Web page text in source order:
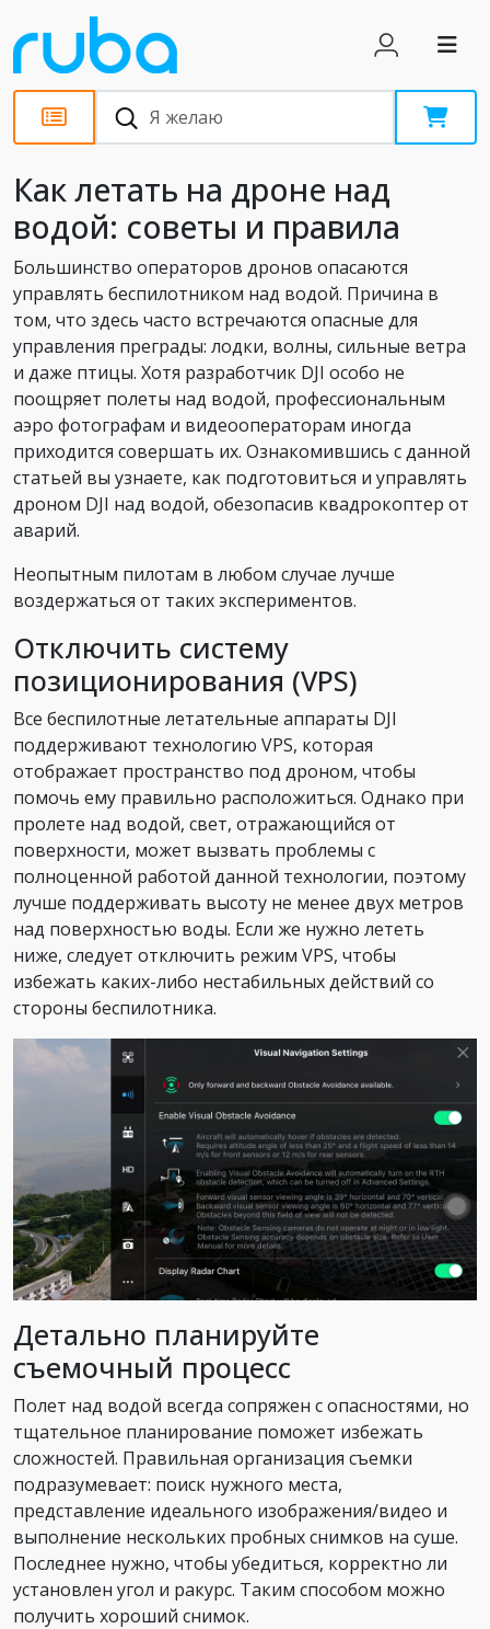
Статьи
Как летать на дроне над
водой: советы и правила
Большинство операторов дронов опасаются
управлять беспилотником над водой. Причина в
том, что здесь часто встречаются опасные для
управления преграды: лодки, волны, сильные ветра
и даже птицы. Хотя разработчик DJI особо не
поощряет полеты над водой, профессиональным
аэро фотографам и видеооператорам иногда
приходится совершать их. Ознакомившись с данной
статьей вы узнаете, как подготовиться и управлять
дроном DJI над водой, обезопасив квадрокоптер от
аварий.
Неопытным пилотам в любом случае лучше
воздержаться от таких экспериментов.
Отключить систему
позиционирования (VPS)
Все беспилотные летательные аппараты DJI
поддерживают технологию VPS, которая
отображает пространство под дроном, чтобы
помочь ему правильно расположиться. Однако при
пролете над водой, свет, отражающийся от
поверхности, может вызвать проблемы с
полноценной работой данной технологии, поэтому
лучше поддерживать высоту не менее двух метров
над поверхностью воды. Если же нужно лететь
ниже, следует отключить режим VPS, чтобы
избежать каких-либо нестабильных действий со
стороны беспилотника.
Детально планируйте
съемочный процесс
Полет над водой всегда сопряжен с опасностями, но
тщательное планирование поможет избежать
сложностей. Правильная организация съемки
подразумевает: поиск нужного места,
представление идеального изображения/видео и
выполнение нескольких пробных снимков на суше.
Последнее нужно, чтобы убедиться, корректно ли
установлен угол и ракурс. Таким способом можно
получить хороший снимок.